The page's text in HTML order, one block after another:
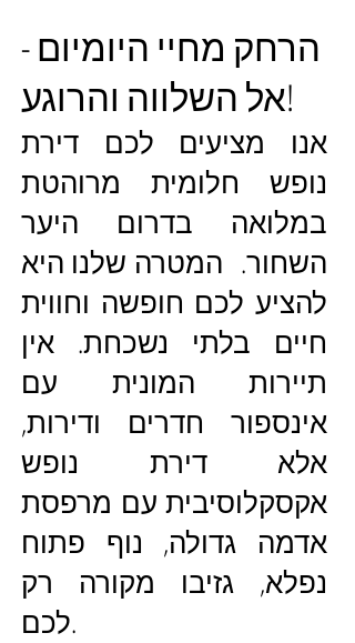
הרחק מחיי היומיום -
אל השלווה והרוגע!
אנו מציעים לכם דירת
נופש חלומית מרוהטת
במלואה בדרום היער
השחור. המטרה שלנו היא
להציע לכם חופשה וחווית
חיים בלתי נשכחת. אין
תיירות המונית עם
אינספור חדרים ודירות,
אלא דירת נופש
אקסקלוסיבית עם מרפסת
אדמה גדולה, נוף פתוח
נפלא, גזיבו מקורה רק
לכם.